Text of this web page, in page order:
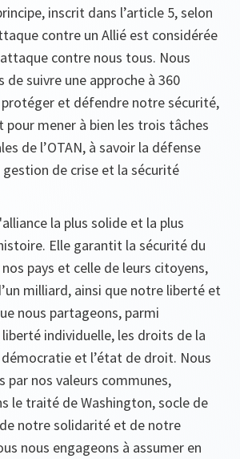
inscrit dans l’article 5, selon
contre un Allié est considérée
contre nous tous. Nous
de suivre une approche à 360
et défendre notre sécurité,
pour mener à bien les trois tâches
de l’OTAN, à savoir la défense
de crise et la sécurité
la plus solide et la plus
Elle garantit la sécurité du
pays et celle de leurs citoyens,
milliard, ainsi que notre liberté et
nous partageons, parmi
individuelle, les droits de la
démocratie et l’état de droit. Nous
par nos valeurs communes,
le traité de Washington, socle de
notre solidarité et de notre
nous engageons à assumer en